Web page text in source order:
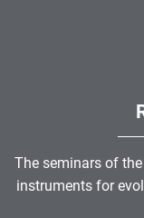
The seminars of
instruments for